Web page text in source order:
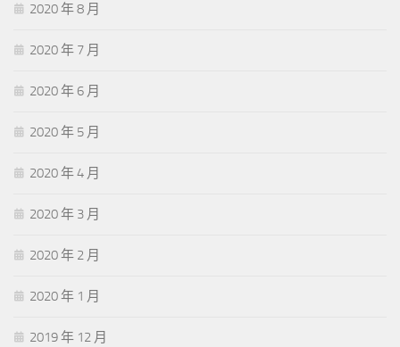
2020 年 8 月
2020 年 7 月
2020 年 6 月
2020 年 5 月
2020 年 4 月
2020 年 3 月
2020 年 2 月
2020 年 1 月
2019 年 12 月